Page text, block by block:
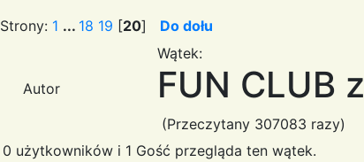
Strony: 1 ... 18 19 [20] Do dołu
Autor
Wątek:
FUN CLUB
(Przeczytany 307083 razy)
0 użytkowników i 1 Gość przegląda ten wątek.